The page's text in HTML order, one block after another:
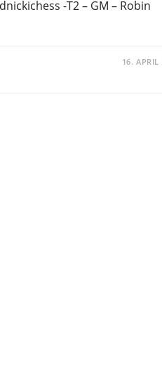
-T2 – GM – Robin
16. APRIL